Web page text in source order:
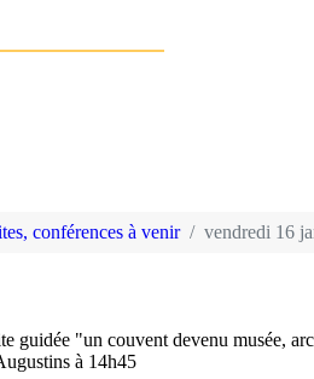
conférences à venir vendredi 16
guidée "un couvent devenu musée,
à 14h45